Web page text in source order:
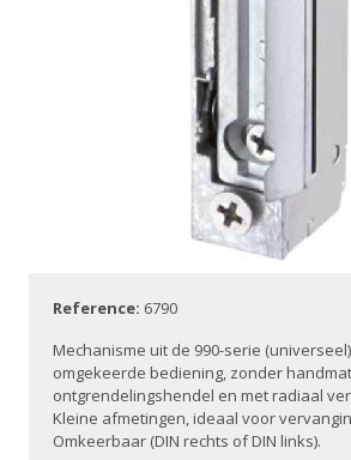
Reference: 6790
Mechanisme uit de 990-serie
omgekeerde bediening, zonder
ontgrendelingshendel en met radiaal
Kleine afmetingen, ideaal voor
Omkeerbaar (DIN rechts of DIN links).